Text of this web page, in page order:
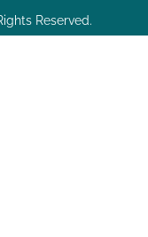
Reserved.